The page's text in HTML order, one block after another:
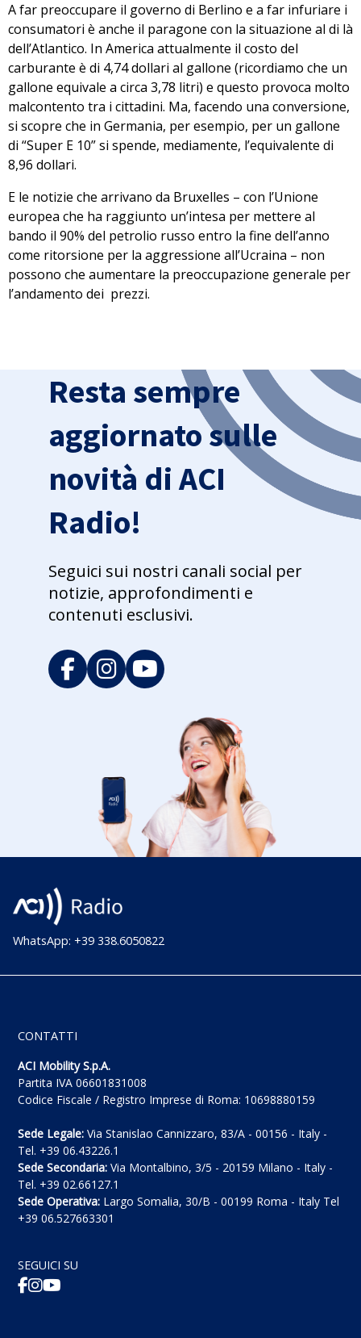
A far preoccupare il governo di Berlino e a far infuriare i
consumatori è anche il paragone con la situazione al di là
dell’Atlantico. In America attualmente il costo del
carburante è di 4,74 dollari al gallone (ricordiamo che un
gallone equivale a circa 3,78 litri) e questo provoca molto
malcontento tra i cittadini. Ma, facendo una conversione,
si scopre che in Germania, per esempio, per un gallone
di “Super E 10” si spende, mediamente, l’equivalente di
8,96 dollari.
E le notizie che arrivano da Bruxelles – con l’Unione
europea che ha raggiunto un’intesa per mettere al
bando il 90% del petrolio russo entro la fine dell’anno
come ritorsione per la aggressione all’Ucraina – non
possono che aumentare la preoccupazione generale per
l’andamento dei prezzi.
Resta sempre
aggiornato sulle
novità di ACI
Radio!
Seguici sui nostri canali social per
notizie, approfondimenti e
contenuti esclusivi.
WhatsApp: +39 338.6050822
CONTATTI
ACI Mobility S.p.A.
Partita IVA 06601831008
Codice Fiscale / Registro Imprese di Roma: 10698880159
Sede Legale: Via Stanislao Cannizzaro, 83/A - 00156 - Italy -
Tel. +39 06.43226.1
Sede Secondaria: Via Montalbino, 3/5 - 20159 Milano - Italy -
Tel. +39 02.66127.1
Sede Operativa: Largo Somalia, 30/B - 00199 Roma - Italy Tel
+39 06.527663301
SEGUICI SU